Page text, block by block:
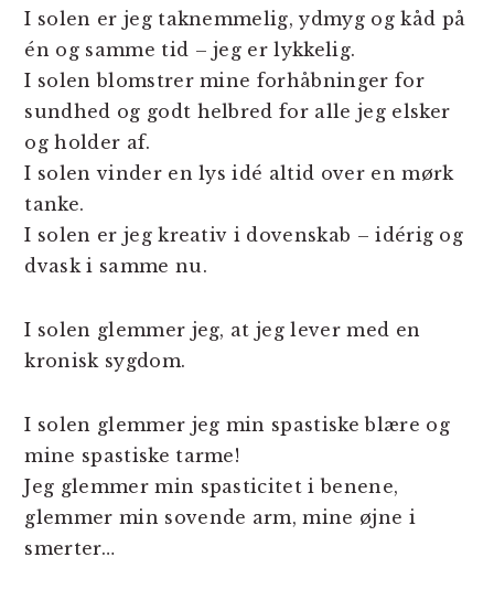
I solen er jeg taknemmelig, ydmyg og kåd på
én og samme tid – jeg er lykkelig.
I solen blomstrer mine forhåbninger for
sundhed og godt helbred for alle jeg elsker
og holder af.
I solen vinder en lys idé altid over en mørk
tanke.
I solen er jeg kreativ i dovenskab – idérig og
dvask i samme nu.
I solen glemmer jeg, at jeg lever med en
kronisk sygdom.
I solen glemmer jeg min spastiske blære og
mine spastiske tarme!
Jeg glemmer min spasticitet i benene,
glemmer min sovende arm, mine øjne i
smerter…